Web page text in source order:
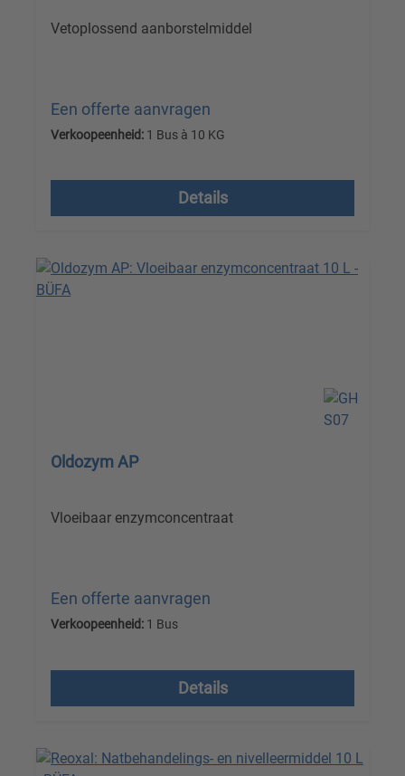
Vetoplossend aanborstelmiddel
Een offerte aanvragen
Verkoopeenheid: 1 Bus à 10 KG
Details
Oldozym AP
Vloeibaar enzymconcentraat
Een offerte aanvragen
Verkoopeenheid: 1 Bus
Details